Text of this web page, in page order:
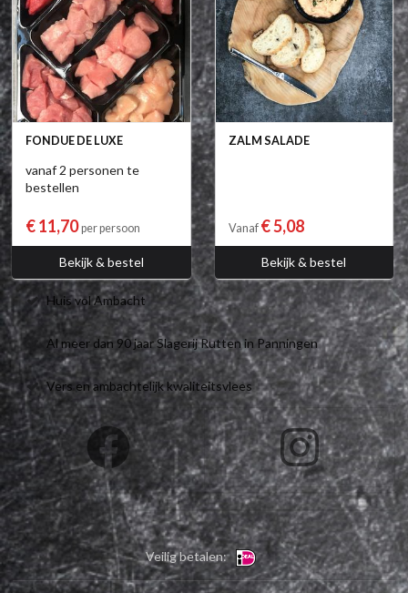
FONDUE DE LUXE
vanaf 2 personen te
bestellen
€ 11,70per persoon
Bekijk & bestel
ZALM SALADE
Vanaf € 5,08
Bekijk & bestel
Huis vol Ambacht
Al meer dan 90 jaar Slagerij Rutten in Panningen
Vers en ambachtelijk kwaliteitsvlees
Veilig betalen: